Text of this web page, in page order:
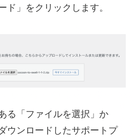
ド」をクリックします。
る「ファイルを選択」か
ウンロードしたサポートプ